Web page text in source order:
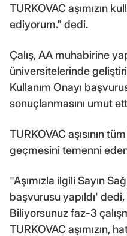
TURKOVAC aşımızın
ediyorum." dedi.
Çalış, AA muhabirine
üniversitelerinde
Kullanım Onayı
sonuçlanmasını umut
TURKOVAC aşısının
geçmesini temenni
"Aşımızla ilgili Sayın
başvurusu yapıldı'
Biliyorsunuz faz-3
TURKOVAC aşımızın,